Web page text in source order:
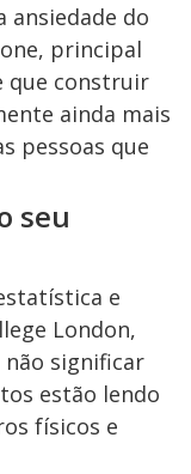
ansiedade do
principal
que construir
ainda mais
pessoas que
seu
e
London,
não significar
estão lendo
físicos e